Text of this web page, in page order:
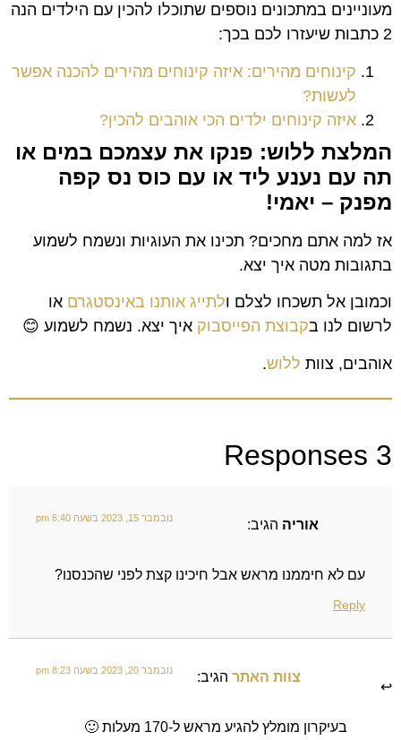
מעוניינים במתכונים נוספים שתוכלו להכין עם הילדים הנה
2 כתבות שיעזרו לכם בכך:
קינוחים מהירים: איזה קינוחים מהירים להכנה אפשר
לעשות?
איזה קינוחים ילדים הכי אוהבים להכין?
המלצת ללוש: פנקו את עצמכם במים או
תה עם נענע ליד או עם כוס נס קפה
מפנק – יאמי!
אז למה אתם מחכים? תכינו את העוגיות ונשמח לשמוע
בתגובות מטה איך יצא.
וכמובן אל תשכחו לצלם ולתייג אותנו באינסטגרם או
לרשום לנו בקבוצת הפייסבוק איך יצא. נשמח לשמוע 😊
אוהבים, צוות ללוש.
3 Responses
אוריה הגיב: נובמבר 15, 2023 בשעה 6:40 pm
עם לא חיממנו מראש אבל חיכינו קצת לפני שהכנסנו?
Reply
צוות האתר הגיב: נובמבר 20, 2023 בשעה 8:23 pm
בעיקרון מומלץ להגיע מראש ל-170 מעלות 🙂